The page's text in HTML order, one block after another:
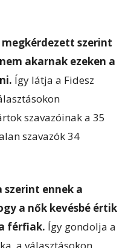
megkérdezett szerint
akarnak ezeken a
Így látja a Fidesz
szavazóinak a 35
szavazók 34
szerint ennek a
a nők kevésbé értik
férfiak. Így gondolja a